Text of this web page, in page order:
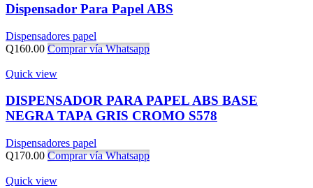
Dispensador Para Papel ABS
Dispensadores papel
Q160.00 Comprar vía Whatsapp
Quick view
DISPENSADOR PARA PAPEL ABS BASE
NEGRA TAPA GRIS CROMO S578
Dispensadores papel
Q170.00 Comprar vía Whatsapp
Quick view